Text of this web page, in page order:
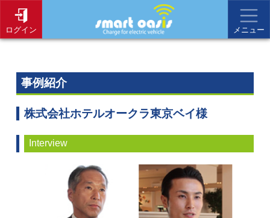
ログイン メニュー
事例紹介
株式会社ホテルオークラ東京ベイ様
Interview